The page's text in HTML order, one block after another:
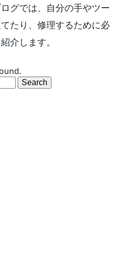
グでは、自分の手やツー
たり、修理するために必
介します。